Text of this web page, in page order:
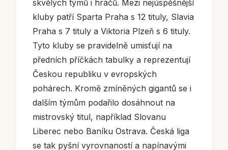
skvělých týmů i hráčů. Mezi nejúspěšnější
kluby patří Sparta Praha s 12 tituly, Slavia
Praha s 7 tituly a Viktoria Plzeň s 6 tituly.
Tyto kluby se pravidelně umisťují na
předních příčkách tabulky a reprezentují
Českou republiku v evropských
pohárech. Kromě zmíněných gigantů se i
dalším týmům podařilo dosáhnout na
mistrovský titul, například Slovanu
Liberec nebo Baníku Ostrava. Česká liga
se tak pyšní vyrovnaností a napínavými